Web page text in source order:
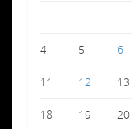
4 5 6
11 12 13
18 19 20